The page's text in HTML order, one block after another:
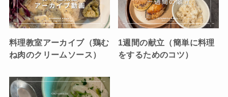
料理教室アーカイブ（鶏む
ね肉のクリームソース）
1週間の献立（簡単に料理
をするためのコツ）